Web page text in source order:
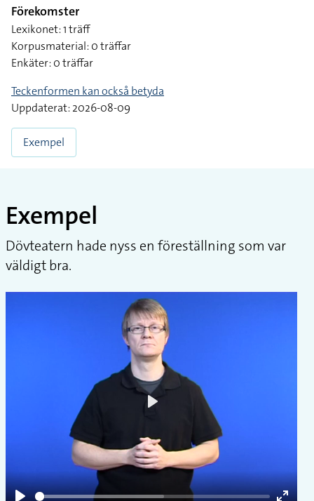
Förekomster
Lexikonet: 1 träff
Korpusmaterial: 0 träffar
Enkäter: 0 träffar
Teckenformen kan också betyda
Uppdaterat: 2026-08-09
Exempel
Exempel
Dövteatern hade nyss en föreställning som var
väldigt bra.